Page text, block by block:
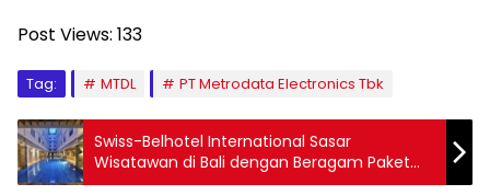
Post Views: 133
Tag: MTDL PT Metrodata Electronics Tbk
Swiss-Belhotel International Sasar
Wisatawan di Bali dengan Beragam Paket
Liburan Eksklusif dan Hemat